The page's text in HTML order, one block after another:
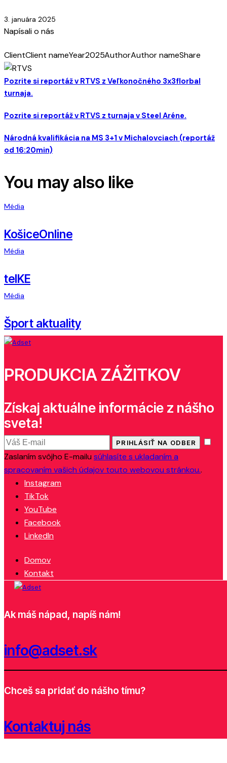
3. januára 2025
Napísali o nás
ClientClient nameYear2025AuthorAuthor nameShare
Pozrite si reportáž v RTVS z Veľkonočného 3x3florbal
turnaja.
Pozrite si reportáž v RTVS z turnaja v Steel Aréne.
Národná kvalifikácia na MS 3+1 v Michalovciach (reportáž
od 16:20min)
You may also like
Média
KošiceOnline
Média
telKE
Média
Šport aktuality
PRODUKCIA ZÁŽITKOV
Získaj aktuálne informácie z nášho
sveta!
PRIHLÁSIŤ NA ODBER
Zaslaním svôjho E-mailu súhlasíte s ukladaním a
spracovaním vašich údajov touto webovou stránkou..
Instagram
TikTok
YouTube
Facebook
LinkedIn
Domov
Kontakt
Ak máš nápad, napíš nám!
info@adset.sk
Chceš sa pridať do nášho tímu?
Kontaktuj nás